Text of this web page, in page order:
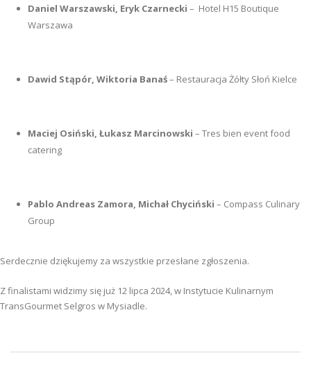
Daniel Warszawski, Eryk Czarnecki – Hotel H15 Boutique
Warszawa
Dawid Stąpór, Wiktoria Banaś– Restauracja Żółty Słoń Kielce
Maciej Osiński, Łukasz Marcinowski – Tres bien event food
catering
Pablo Andreas Zamora, Michał Chyciński – Compass Culinary
Group
Serdecznie dziękujemy za wszystkie przesłane zgłoszenia.
Z finalistami widzimy się już 12 lipca 2024, w Instytucie Kulinarnym
TransGourmet Selgros w Mysiadle.